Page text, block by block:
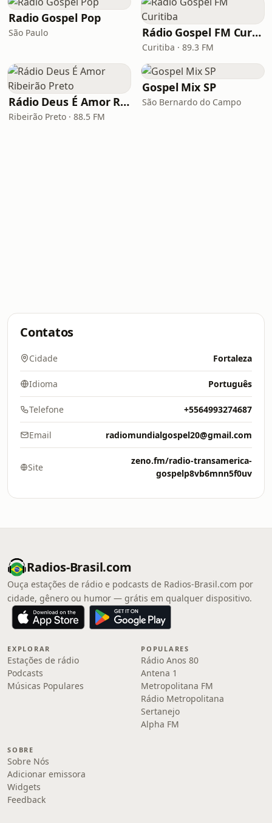
Radio Gospel Pop
São Paulo Rádio Gospel FM Curitiba
Curitiba · 89.3 FM
Rádio Deus É Amor Ribeirão Preto
Ribeirão Preto · 88.5 FM
Gospel Mix SP
São Bernardo do Campo
Contatos
Cidade Fortaleza
Idioma Português
Telefone +5564993274687
Email radiomundialgospel20@gmail.com
Site
zeno.fm/radio-transamerica-
gospelp8vb6mnn5f0uv
Radios-Brasil.com
Ouça estações de rádio e podcasts de Radios-Brasil.com por
cidade, gênero ou humor — grátis em qualquer dispositivo.
EXPLORAR
Estações de rádio
Podcasts
Músicas Populares
POPULARES
Rádio Anos 80
Antena 1
Metropolitana FM
Rádio Metropolitana
Sertanejo
Alpha FM
SOBRE
Sobre Nós
Adicionar emissora
Widgets
Feedback